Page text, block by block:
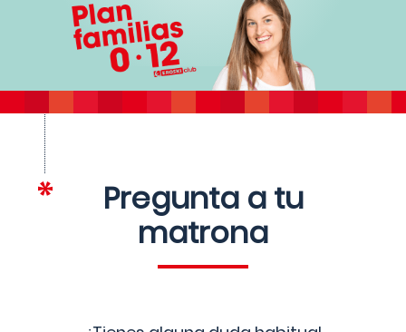
Pregunta a tu
matrona